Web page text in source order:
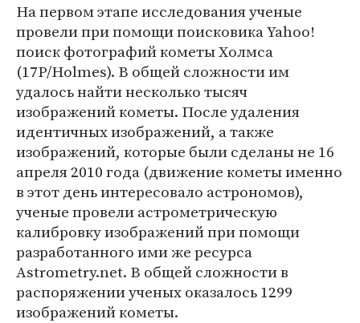
На первом этапе исследования ученые
провели при помощи поисковика Yahoo!
поиск фотографий кометы Холмса
(17P/Holmes). В общей сложности им
удалось найти несколько тысяч
изображений кометы. После удаления
идентичных изображений, а также
изображений, которые были сделаны не 16
апреля 2010 года (движение кометы именно
в этот день интересовало астрономов),
ученые провели астрометрическую
калибровку изображений при помощи
разработанного ими же ресурса
Astrometry.net. В общей сложности в
распоряжении ученых оказалось 1299
изображений кометы.